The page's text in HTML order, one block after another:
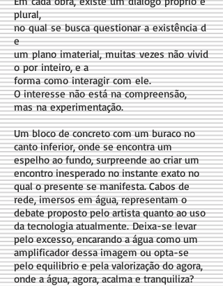
plural,
no qual se busca questionar a existência d
e
um plano imaterial, muitas vezes não vivid
o por inteiro, e a
forma como interagir com ele.
O interesse não está na compreensão,
mas na experimentação.
Um bloco de concreto com um buraco no
canto inferior, onde se encontra um
espelho ao fundo, surpreende ao criar um
encontro inesperado no instante exato no
qual o presente se manifesta. Cabos de
rede, imersos em água, representam o
debate proposto pelo artista quanto ao uso
da tecnologia atualmente. Deixa-se levar
pelo excesso, encarando a água como um
amplificador dessa imagem ou opta-se
pelo equilibrio e pela valorização do agora,
onde a água, agora, acalma e tranquiliza?